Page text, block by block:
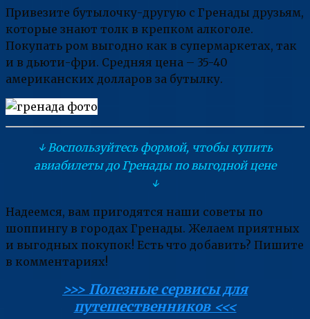
Привезите бутылочку-другую с Гренады друзьям,
которые знают толк в крепком алкоголе.
Покупать ром выгодно как в супермаркетах, так
и в дьюти-фри. Средняя цена – 35-40
американских долларов за бутылку.
↓ Воспользуйтесь формой, чтобы купить
авиабилеты до Гренады по выгодной цене
↓
Надеемся, вам пригодятся наши советы по
шоппингу в городах Гренады. Желаем приятных
и выгодных покупок! Есть что добавить? Пишите
в комментариях!
>>> Полезные сервисы для
путешественников <<<